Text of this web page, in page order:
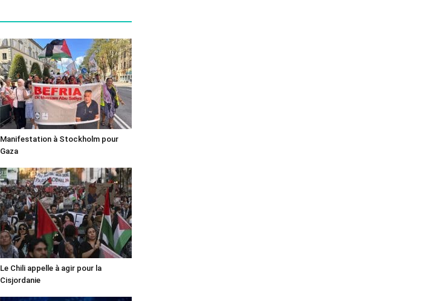
Manifestation à Stockholm pour
Gaza
Le Chili appelle à agir pour la
Cisjordanie